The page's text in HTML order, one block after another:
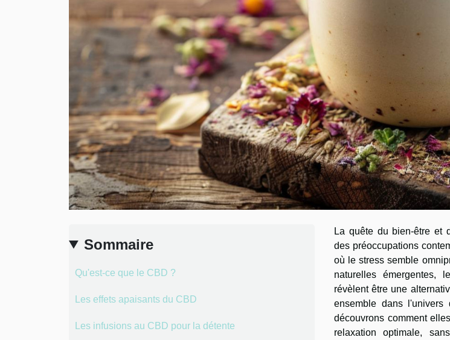
Sommaire
Qu'est-ce que le CBD ?
Les effets apaisants du CBD
Les infusions au CBD pour la détente
La quête du bien-être
des préoccupations
où le stress semble
naturelles émergentes,
révèlent être une
ensemble dans
découvrons comment
relaxation optimale,